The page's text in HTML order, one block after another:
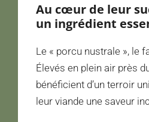
Au cœur de leur
un ingrédient
Le « porcu nustrale », le
Élevés en plein air près
bénéficient d’un terroir
leur viande une saveur